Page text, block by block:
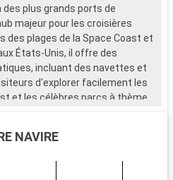
des plus grands ports de
majeur pour les croisières
des plages de la Space Coast et
États-Unis, il offre des
incluant des navettes et
d'explorer facilement les
et les célèbres parcs à thème
aux alentours ?
aux aventures spatiales.
NAVIRE